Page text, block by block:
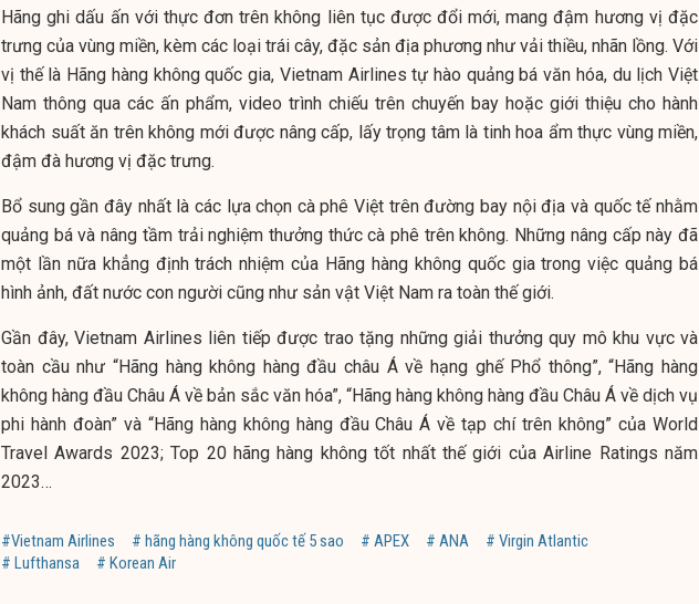
Hãng ghi dấu ấn với thực đơn trên không liên tục được đổi mới, mang đậm hương vị đặc
trưng của vùng miền, kèm các loại trái cây, đặc sản địa phương như vải thiều, nhãn lồng. Với
vị thế là Hãng hàng không quốc gia, Vietnam Airlines tự hào quảng bá văn hóa, du lịch Việt
Nam thông qua các ấn phẩm, video trình chiếu trên chuyến bay hoặc giới thiệu cho hành
khách suất ăn trên không mới được nâng cấp, lấy trọng tâm là tinh hoa ẩm thực vùng miền,
đậm đà hương vị đặc trưng.
Bổ sung gần đây nhất là các lựa chọn cà phê Việt trên đường bay nội địa và quốc tế nhằm
quảng bá và nâng tầm trải nghiệm thưởng thức cà phê trên không. Những nâng cấp này đã
một lần nữa khẳng định trách nhiệm của Hãng hàng không quốc gia trong việc quảng bá
hình ảnh, đất nước con người cũng như sản vật Việt Nam ra toàn thế giới.
Gần đây, Vietnam Airlines liên tiếp được trao tặng những giải thưởng quy mô khu vực và
toàn cầu như “Hãng hàng không hàng đầu châu Á về hạng ghế Phổ thông”, “Hãng hàng
không hàng đầu Châu Á về bản sắc văn hóa”, “Hãng hàng không hàng đầu Châu Á về dịch vụ
phi hành đoàn” và “Hãng hàng không hàng đầu Châu Á về tạp chí trên không” của World
Travel Awards 2023; Top 20 hãng hàng không tốt nhất thế giới của Airline Ratings năm
2023…
#Vietnam Airlines # hãng hàng không quốc tế 5 sao # APEX # ANA
# Virgin Atlantic
# Lufthansa
# Korean Air